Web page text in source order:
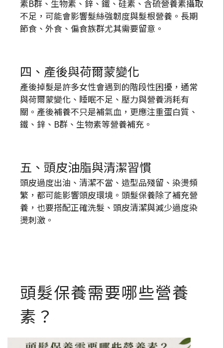
素B群、生物素、鋅、鐵、硅素、含硫營養素攝取
不足，可能會影響髮絲強韌度與髮根營養。長期
節食、外食、偏食族群尤其需要留意。
四、產後與荷爾蒙變化
產後掉髮是許多女性會遇到的階段性困擾，通常
與荷爾蒙變化、睡眠不足、壓力與營養消耗有
關。產後補養不只是補氣血，更應注重蛋白質、
鐵、鋅、B群、生物素等營養補充。
五、頭皮油脂與清潔習慣
頭皮過度出油、清潔不當、造型品殘留、染燙頻
繁，都可能影響頭皮環境。頭髮保養除了補充營
養，也要搭配正確洗髮、頭皮清潔與減少過度染
燙刺激。
頭髮保養需要哪些營養
素？